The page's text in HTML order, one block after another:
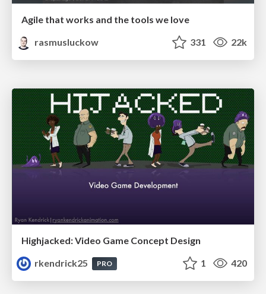
Agile that works and the tools we love
rasmusluckow
331 22k
Highjacked: Video Game Concept Design
rkendrick25
PRO 1 420